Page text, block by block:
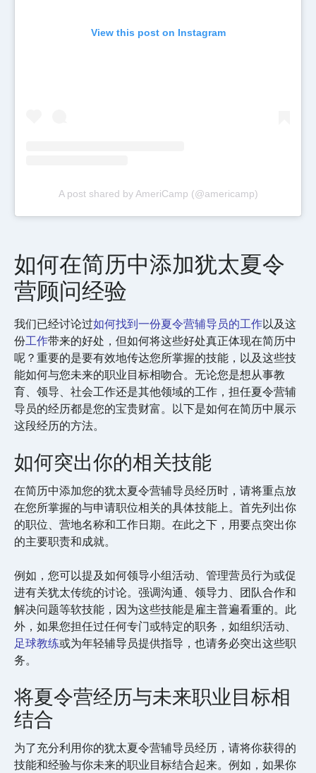
View this post on Instagram
A post shared by AmeriCamp (@americamp)
如何在简历中添加犹太夏令
营顾问经验
我们已经讨论过如何找到一份夏令营辅导员的工作以及这
份工作带来的好处，但如何将这些好处真正体现在简历中
呢？重要的是要有效地传达您所掌握的技能，以及这些技
能如何与您未来的职业目标相吻合。无论您是想从事教
育、领导、社会工作还是其他领域的工作，担任夏令营辅
导员的经历都是您的宝贵财富。以下是如何在简历中展示
这段经历的方法。
如何突出你的相关技能
在简历中添加您的犹太夏令营辅导员经历时，请将重点放
在您所掌握的与申请职位相关的具体技能上。首先列出你
的职位、营地名称和工作日期。在此之下，用要点突出你
的主要职责和成就。
例如，您可以提及如何领导小组活动、管理营员行为或促
进有关犹太传统的讨论。强调沟通、领导力、团队合作和
解决问题等软技能，因为这些技能是雇主普遍看重的。此
外，如果您担任过任何专门或特定的职务，如组织活动、
足球教练或为年轻辅导员提供指导，也请务必突出这些职
务。
将夏令营经历与未来职业目标相
结合
为了充分利用你的犹太夏令营辅导员经历，请将你获得的
技能和经验与你未来的职业目标结合起来。例如，如果你